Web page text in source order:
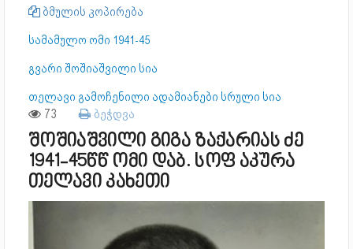
ბმულის კოპირება
სამამულო ომი 1941-45
გვარი შოშიაშვილი სია
თელავი გამოჩენილი ადამიანები სრული სია
73 ბეჭდვა
შოშიაშვილი გიგა ზაქარიას ძე
1941-45წწ ომი დაბ. სოფ აკურა
თელავი კახეთი